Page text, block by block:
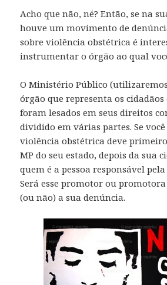
Acho que não, né? Então, se na
houve um movimento de
sobre violência obstétrica é
instrumentar o órgão ao qual
O Ministério Público
órgão que representa os cidadãos
foram lesados em seus direitos
dividido em várias partes. Se
violência obstétrica deve
MP do seu estado, depois da sua
quem é a pessoa responsável pela
Será esse promotor ou
(ou não) a sua denúncia.